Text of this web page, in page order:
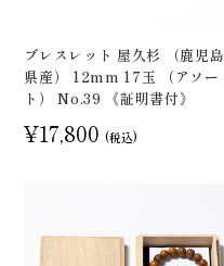
ブレスレット 屋久杉 （鹿児島
県産） 12mm 17玉 （アソー
ト） No.39 《証明書付》
¥17,800 (税込)